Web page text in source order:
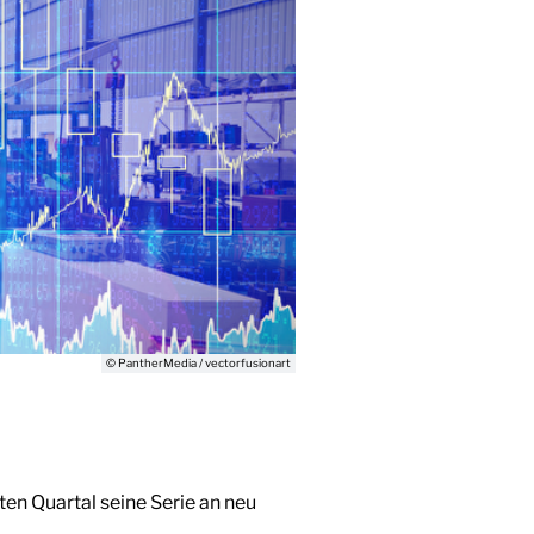
© PantherMedia / vectorfusionart
Quartal seine Serie an neu